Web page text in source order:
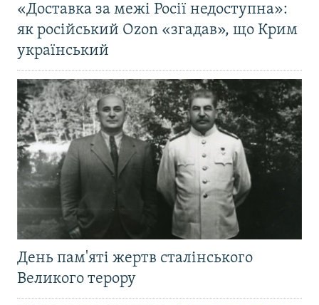
«Доставка за межі Росії недоступна»:
як російський Ozon «згадав», що Крим
український
День пам'яті жертв сталінського
Великого терору